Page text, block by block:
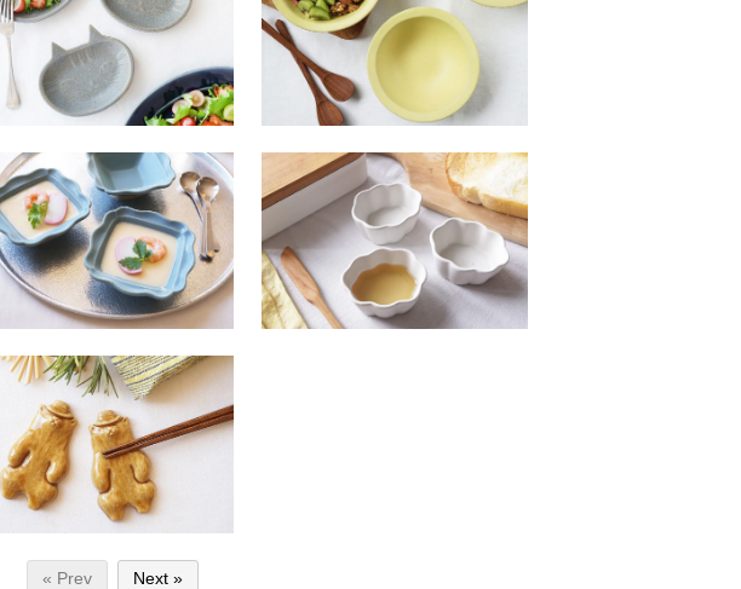
SOLDOUT
丸 小
SOLDOUT
ブルーグレー 西洋正方鉢 小
SOLDOUT
ヤ１７ 白い雲豆鉢
SOLDOUT
ツ３ 箸置き くまの四季 夏
SOLDOUT
« Prev Next »